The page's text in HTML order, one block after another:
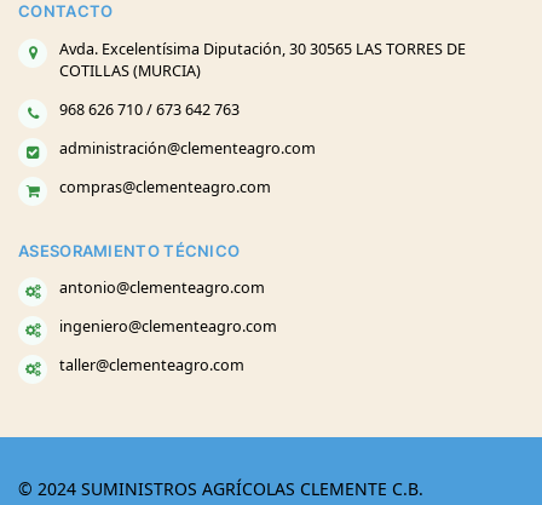
CONTACTO
Avda. Excelentísima Diputación, 30 30565 LAS TORRES DE
COTILLAS (MURCIA)
968 626 710 / 673 642 763
administración@clementeagro.com
compras@clementeagro.com
ASESORAMIENTO TÉCNICO
antonio@clementeagro.com
ingeniero@clementeagro.com
taller@clementeagro.com
© 2024 SUMINISTROS AGRÍCOLAS CLEMENTE C.B.